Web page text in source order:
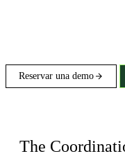
Reservar una demo
The